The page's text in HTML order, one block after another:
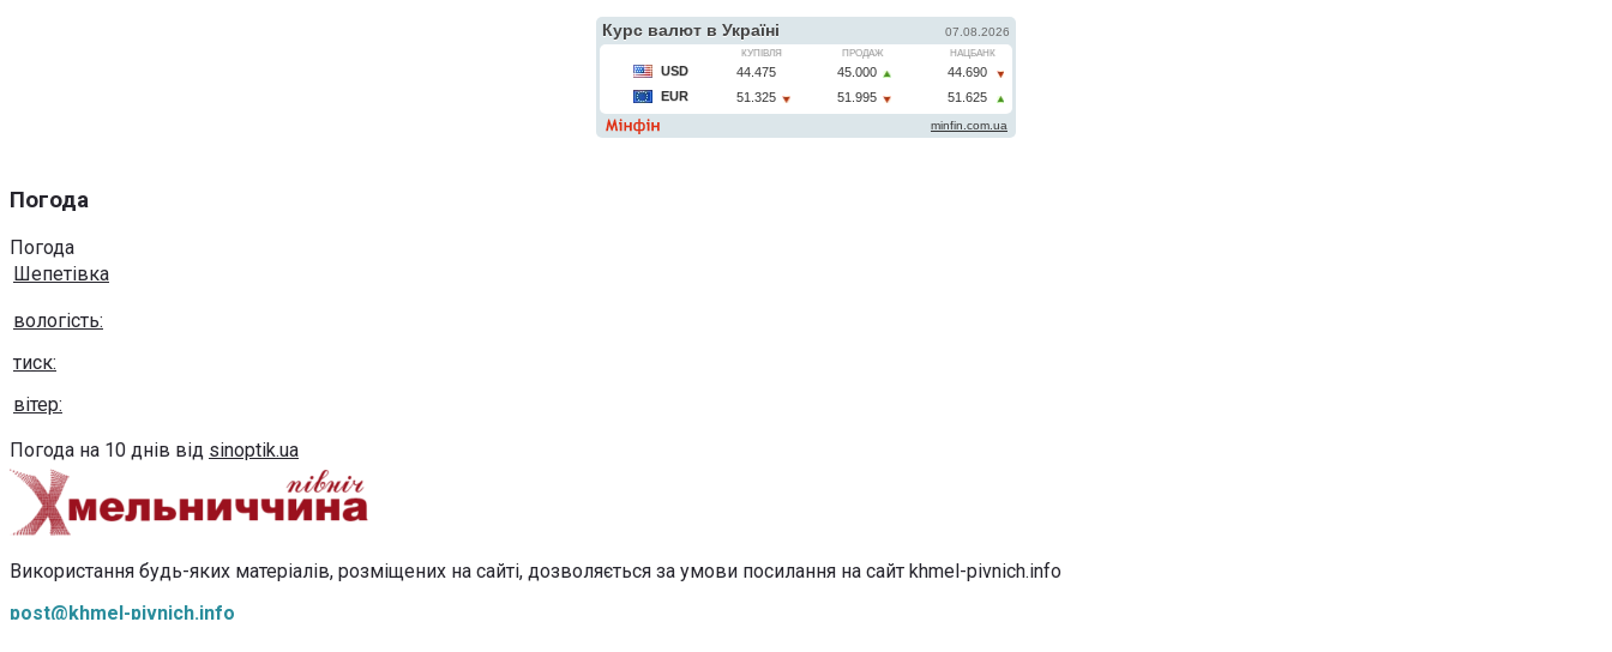
Погода
Погода
Шепетівка
вологість:
тиск:
вітер:
Погода на 10 днів від sinoptik.ua
Використання будь-яких матеріалів, розміщених на сайті, дозволяється за умови посилання на сайт khmel-pivnich.info
post@khmel-pivnich.info